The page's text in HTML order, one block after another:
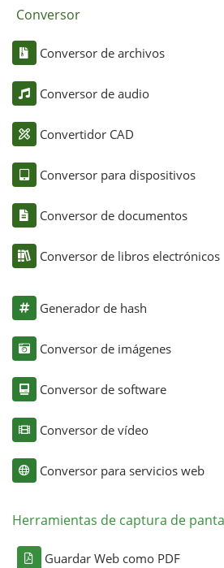
Conversor
Conversor de archivos
Conversor de audio
Convertidor CAD
Conversor para dispositivos
Conversor de documentos
Conversor de libros electrónicos
Generador de hash
Conversor de imágenes
Conversor de software
Conversor de vídeo
Conversor para servicios web
Herramientas de captura de
Guardar Web como PDF